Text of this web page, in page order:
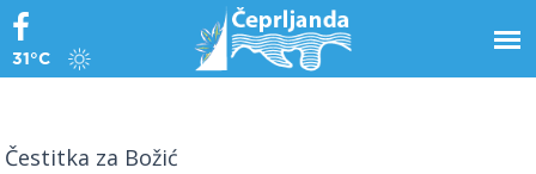
31°C
Čestitka za Božić